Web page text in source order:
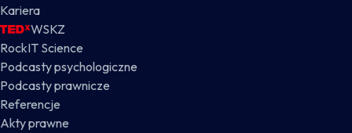
Kariera
WSKZ
RockIT Science
Podcasty psychologiczne
Podcasty prawnicze
Referencje
Akty prawne